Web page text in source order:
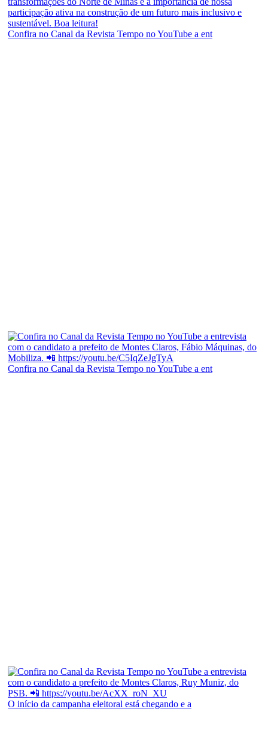
Confira no Canal da Revista Tempo no YouTube a ent
Confira no Canal da Revista Tempo no YouTube a ent
O início da campanha eleitoral está chegando e a